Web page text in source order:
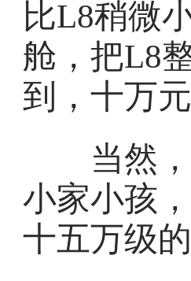
比L8稍微
舱，把L8
到，十万
当然，
小家小孩
十五万级